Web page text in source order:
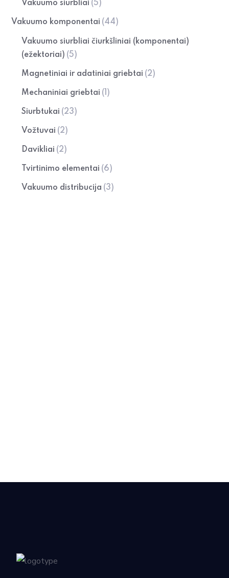
Vakuumo siurbliai (5)
Vakuumo komponentai (44)
Vakuumo siurbliai čiurkšliniai (komponentai)
(ežektoriai) (5)
Magnetiniai ir adatiniai griebtai (2)
Mechaniniai griebtai (1)
Siurbtukai (23)
Vožtuvai (2)
Davikliai (2)
Tvirtinimo elementai (6)
Vakuumo distribucija (3)